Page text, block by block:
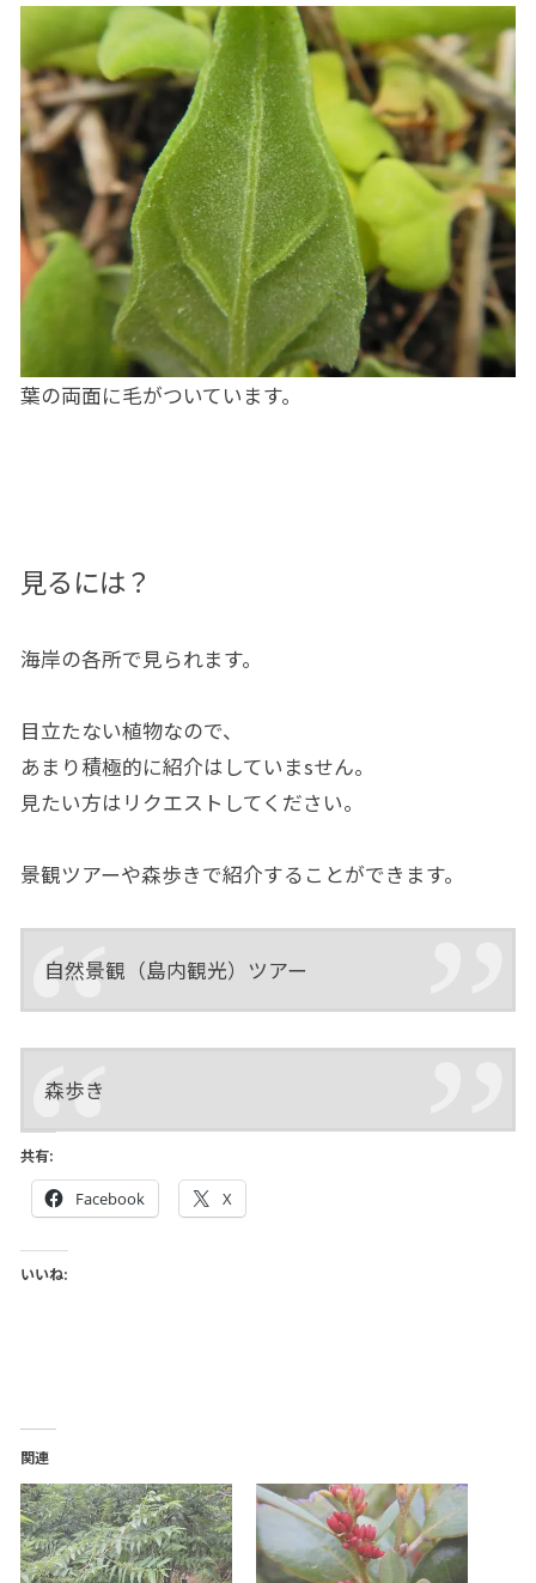
葉の両面に毛がついています。
見るには？
海岸の各所で見られます。
目立たない植物なので、
あまり積極的に紹介はしていまsせん。
見たい方はリクエストしてください。
景観ツアーや森歩きで紹介することができます。
自然景観（島内観光）ツアー
森歩き
共有:
Facebook X
いいね:
関連